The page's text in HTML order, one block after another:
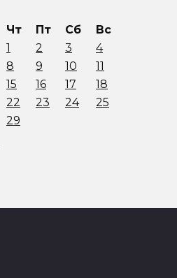
Чт Пт Сб
Вс
1
2 3
4
8 9 10
11
15 16 17
18
22 23 24
25
29